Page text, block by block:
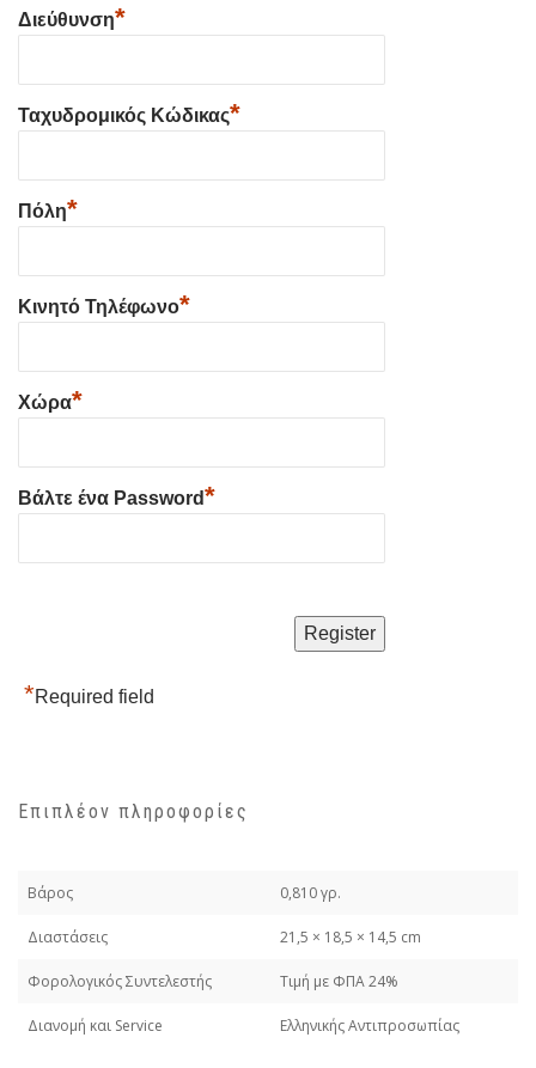
Διεύθυνση*
Ταχυδρομικός Κώδικας*
Πόλη*
Κινητό Τηλέφωνο*
Χώρα*
Βάλτε ένα Password*
*Required field
Επιπλέον πληροφορίες
Βάρος 0,810 γρ.
Διαστάσεις 21,5 × 18,5 × 14,5 cm
Φορολογικός Συντελεστής Τιμή με ΦΠΑ 24%
Διανομή και Service Ελληνικής Αντιπροσωπίας